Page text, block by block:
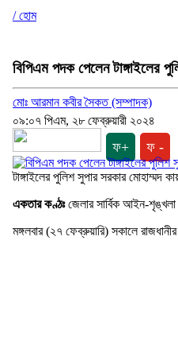
/ হোম
বিপিএম পদক পেলেন টাঙ্গাইলের
মোঃ আরমান কবীর সৈকত (সম্পাদক)
০৯:০৭ পিএম, ২৮ ফেব্রুয়ারী ২০২৪
ফ+ ফ -
টাঙ্গাইলের পুলিশ সুপার সরকার মোহাম্মদ
একতার কণ্ঠঃজেলার সার্বিক আইন-শৃঙ্খলা
মঙ্গলবার (২৭ ফেব্রুয়ারি) সকালে